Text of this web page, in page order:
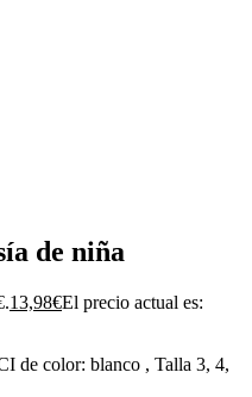
de niña
13,98€El precio actual es:
de color: blanco , Talla 3, 4,